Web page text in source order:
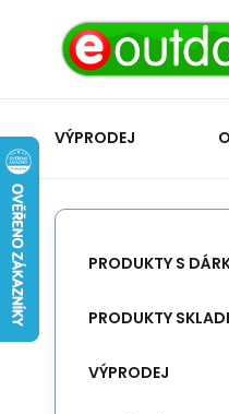
VÝPRODEJ
PRODUKTY S
PRODUKTY
VÝPRODEJ